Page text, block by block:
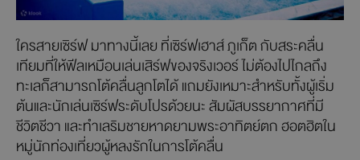
ใครสายเซิร์ฟ มาทางนี้เลย ที่เซิร์ฟเฮาส์ ภูเก็ต กับสระคลื่น
เทียมที่ให้ฟีลเหมือนเล่นเสิร์ฟของจริงเวอร์ ไม่ต้องไปไกลถึง
ทะเลก็สามารถโต้คลื่นลูกโตได้ แถมยังเหมาะสำหรับทั้งผู้เริ่ม
ต้นและนักเล่นเซิร์ฟระดับโปรด้วยนะ สัมผัสบรรยากาศที่มี
ชีวิตชีวา และทำเลริมชายหาดยามพระอาทิตย์ตก ฮอตฮิตใน
หมู่นักท่องเที่ยวผู้หลงรักในการโต้คลื่น